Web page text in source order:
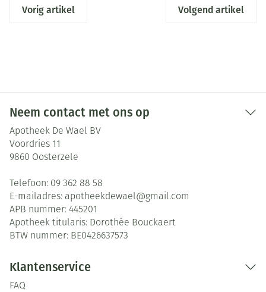
Vorig artikel Volgend artikel
Neem contact met ons op
Apotheek De Wael BV
Voordries 11
9860 Oosterzele
Telefoon: 09 362 88 58
E-mailadres: apotheekdewael@gmail.com
APB nummer: 445201
Apotheek titularis: Dorothée Bouckaert
BTW nummer: BE0426637573
Klantenservice
FAQ